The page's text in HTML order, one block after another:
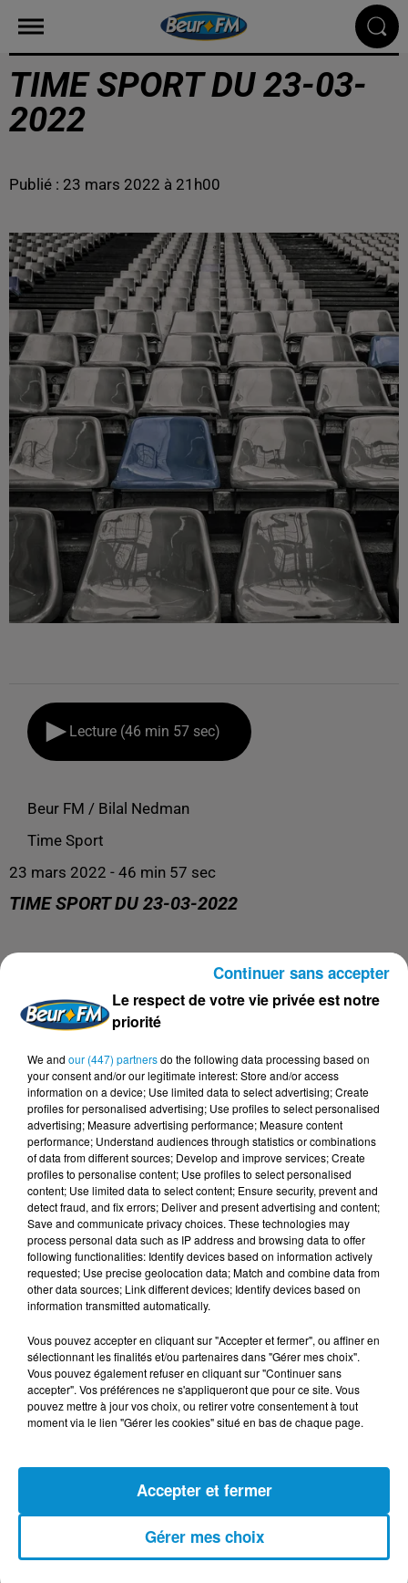
TIME SPORT DU 23-03-
2022
Publié : 23 mars 2022 à 21h00
Lecture (46 min 57 sec)
Beur FM / Bilal Nedman
Time Sport
23 mars 2022 - 46 min 57 sec
TIME SPORT DU 23-03-2022
Le meilleur de l'actualité sportive !
DERNIERS PODCASTS
24 juillet 2026
Les Zinformés - 24/07/26
23 juillet 2026
Les Zinformés - 23/07/26
Les Zinformés - 22/07/26
Le respect de votre vie privée est notre
priorité
We and our (447) partnersdo the following data processing based on
your consent and/or our legitimate interest: Store and/or access
information on a device; Use limited data to select advertising; Create
profiles for personalised advertising; Use profiles to select personalised
advertising; Measure advertising performance; Measure content
performance; Understand audiences through statistics or combinations
of data from different sources; Develop and improve services; Create
profiles to personalise content; Use profiles to select personalised
content; Use limited data to select content; Ensure security, prevent and
detect fraud, and fix errors; Deliver and present advertising and content;
Save and communicate privacy choices. These technologies may
process personal data such as IP address and browsing data to offer
following functionalities: Identify devices based on information actively
requested; Use precise geolocation data; Match and combine data from
other data sources; Link different devices; Identify devices based on
information transmitted automatically.
Vous pouvez accepter en cliquant sur "Accepter et fermer", ou affiner en
sélectionnant les finalités et/ou partenaires dans "Gérer mes choix".
Vous pouvez également refuser en cliquant sur "Continuer sans
accepter". Vos préférences ne s'appliqueront que pour ce site. Vous
pouvez mettre à jour vos choix, ou retirer votre consentement à tout
moment via le lien "Gérer les cookies" situé en bas de chaque page.
Gérer mes choix
Accepter et fermer
Continuer sans accepter